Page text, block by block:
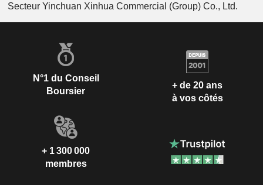
Secteur Yinchuan Xinhua Commercial (Group) Co., Ltd.
N°1 du Conseil
Boursier
+ de 20 ans
à vos côtés
+ 1 300 000
membres